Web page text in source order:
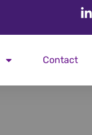
Contact